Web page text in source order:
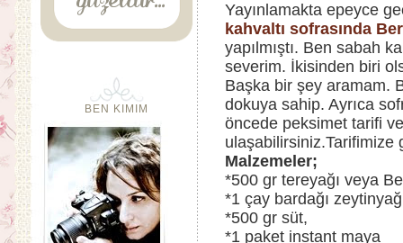
Yayınlamakta epeyce
kahvaltı sofrasında
yapılmıştı. Ben sabah
severim. İkisinden biri
Başka bir şey aramam.
dokuya sahip. Ayrıca
öncede peksimet tarifi
ulaşabilirsiniz.Tarifimize
Malzemeler;
*500 gr tereyağı veya
*1 çay bardağı
*500 gr süt,
*1 paket instant maya
BEN KIMIM